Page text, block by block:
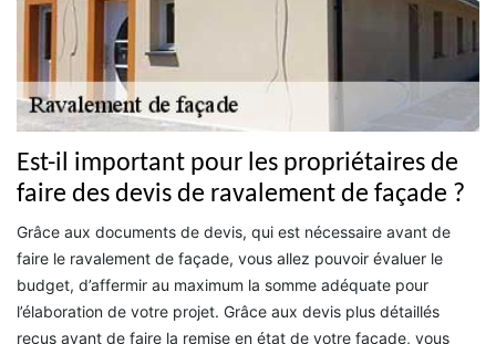
Est-il important pour les propriétaires de
faire des devis de ravalement de façade ?
Grâce aux documents de devis, qui est nécessaire avant de
faire le ravalement de façade, vous allez pouvoir évaluer le
budget, d’affermir au maximum la somme adéquate pour
l’élaboration de votre projet. Grâce aux devis plus détaillés
reçus avant de faire la remise en état de votre façade, vous